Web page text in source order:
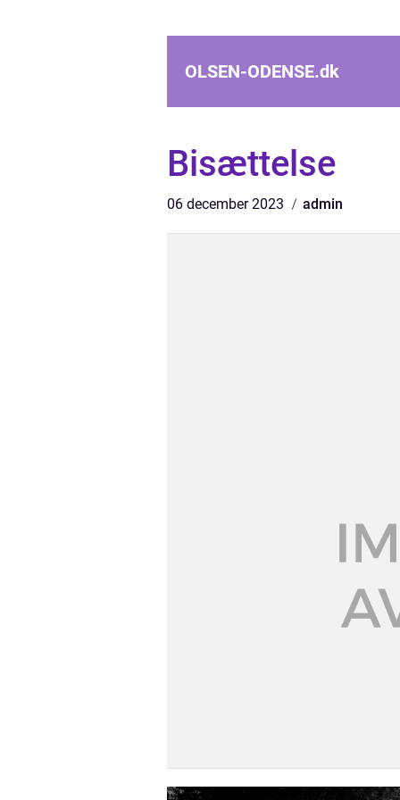
OLSEN-ODENSE.dk
Bisættelse
06 december 2023 admin